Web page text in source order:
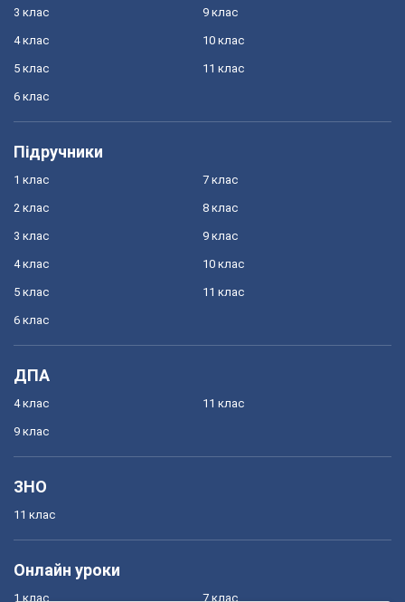
3 клас
4 клас
5 клас
6 клас
9 клас
10 клас
11 клас
Підручники
1 клас
2 клас
3 клас
4 клас
5 клас
6 клас
7 клас
8 клас
9 клас
10 клас
11 клас
ДПА
4 клас
9 клас
11 клас
ЗНО
11 клас
Онлайн уроки
1 клас 7 клас